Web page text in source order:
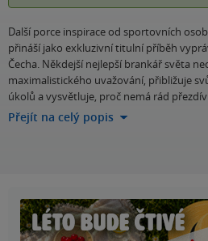
Další porce inspirace od sportovních
přináší jako exkluzivní titulní příběh
Čecha. Někdejší nejlepší brankář světa
maximalistického uvažování, přibližuje
úkolů a vysvětluje, proč nemá rád
Přejít na celý popis